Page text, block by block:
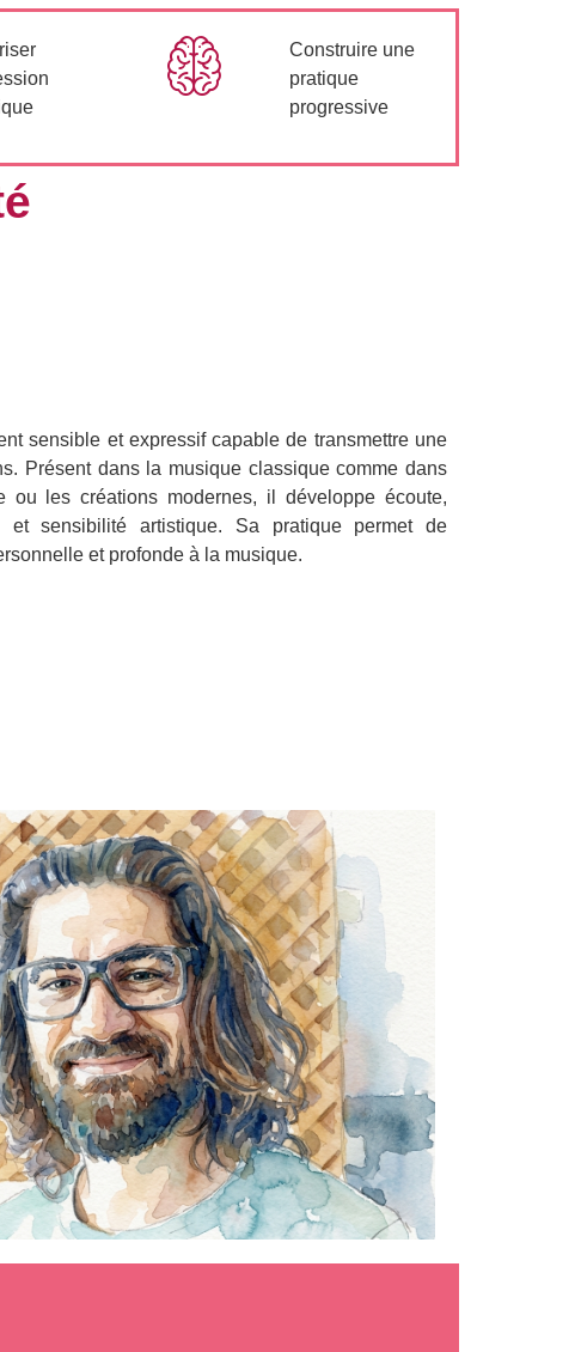
Construire une
pratique
progressive
sensible et expressif capable de transmettre une
Présent dans la musique classique comme dans
ou les créations modernes, il développe écoute,
et sensibilité artistique. Sa pratique permet de
et profonde à la musique.